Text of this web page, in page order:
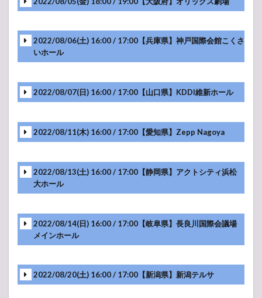
-アンコール-
-アンコール-
-アンコール-
-アンコール-
メンバーソロ
-アンコール-
メンバーソロ
-アンコール-
2022/08/06(土) 16:00 / 17:00【兵庫県】神戸国際会館こくさ
いホール
2022/08/07(日) 16:00 / 17:00【山口県】KDDI維新ホール
2022/08/11(木) 16:00 / 17:00【愛知県】Zepp Nagoya
2022/08/13(土) 16:00 / 17:00【静岡県】アクトシティ浜松
大ホール
2022/08/14(日) 16:00 / 17:00【岐阜県】長良川国際会議場
メインホール
2022/08/20(土) 16:00 / 17:00【新潟県】新潟テルサ